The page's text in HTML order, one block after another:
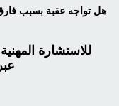
هل تواجه عقبة بسبب
للاستشارة